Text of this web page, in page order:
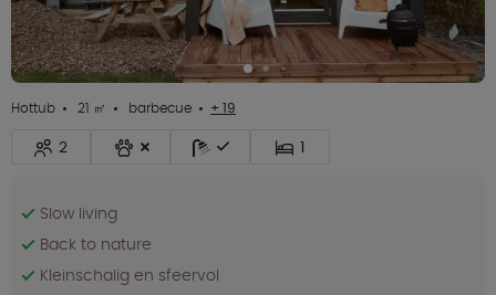
Hottub 21 ㎡ barbecue + 19
2 1
Slow living
Back to nature
Kleinschalig en sfeervol